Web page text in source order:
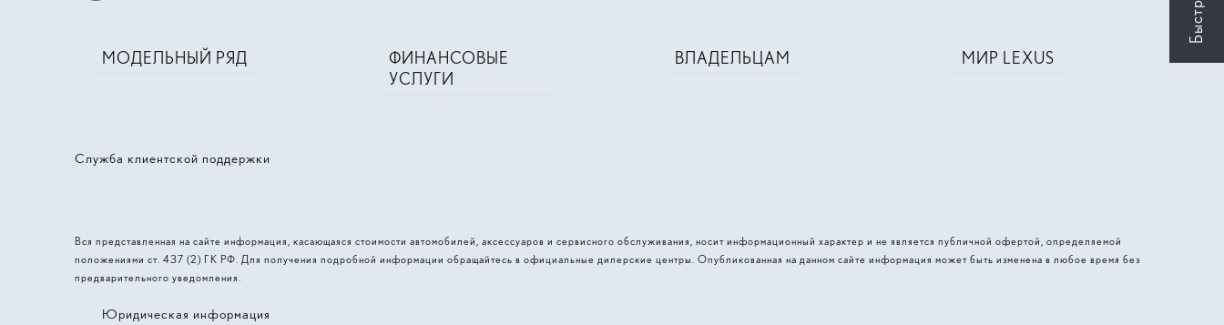
Служба клиентской поддержки
МОДЕЛЬНЫЙ РЯД
ФИНАНСОВЫЕ
УСЛУГИ
ВЛАДЕЛЬЦАМ МИР LEXUS
Вся представленная на сайте информация, касающаяся стоимости автомобилей, аксессуаров и сервисного обслуживания, носит информационный характер и не является публичной офертой, определяемой
положениями ст. 437 (2) ГК РФ. Для получения подробной информации обращайтесь в официальные дилерские центры. Опубликованная на данном сайте информация может быть изменена в любое время без
предварительного уведомления.
Юридическая информация